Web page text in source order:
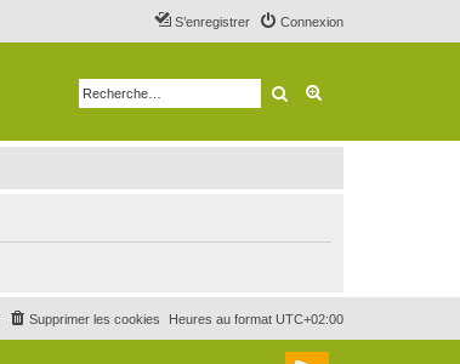
Connexion
S’enregistrer
Rechercher
Heures au format UTC+02:00
Supprimer les cookies